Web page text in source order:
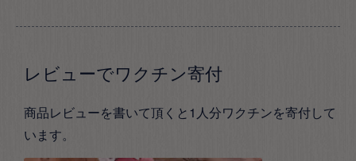
レビューでワクチン寄付
商品レビューを書いて頂くと1人分ワクチンを寄付して
います。